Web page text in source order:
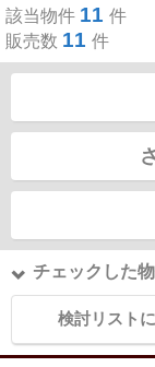
該当物件 11 件
販売数 11 件
チェックした
検討リスト